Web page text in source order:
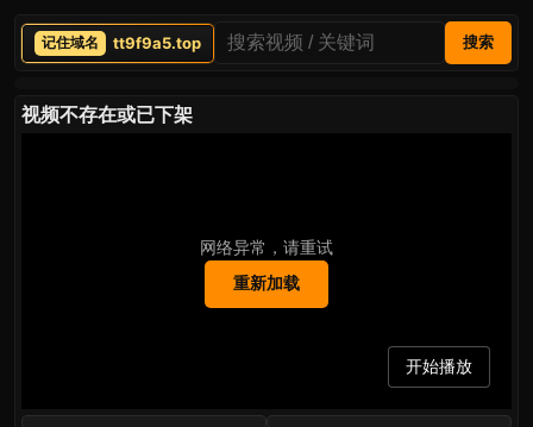
tt9f9a5.top 搜索
视频不存在或已下架
网络异常，请重试
重新加载
开始播放